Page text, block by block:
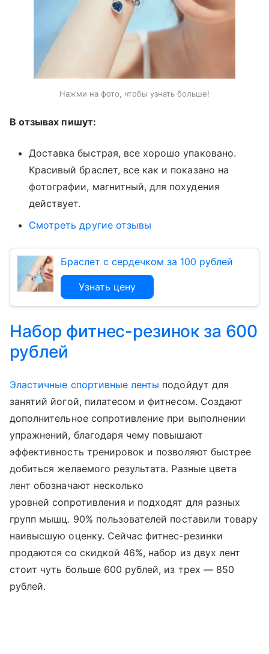
Нажми на фото, чтобы узнать больше!
В отзывах пишут:
Доставка быстрая, все хорошо упаковано.
Красивый браслет, все как и показано на
фотографии, магнитный, для похудения
действует.
Смотреть другие отзывы
Браслет с сердечком за 100 рублей
Узнать цену
Набор фитнес-резинок за 600
рублей
Эластичные спортивные ленты подойдут для
занятий йогой, пилатесом и фитнесом. Создают
дополнительное сопротивление при выполнении
упражнений, благодаря чему повышают
эффективность тренировок и позволяют быстрее
добиться желаемого результата. Разные цвета
лент обозначают несколько
уровней сопротивления и подходят для разных
групп мышц. 90% пользователей поставили товару
наивысшую оценку. Сейчас фитнес-резинки
продаются со скидкой 46%, набор из двух лент
стоит чуть больше 600 рублей, из трех — 850
рублей.